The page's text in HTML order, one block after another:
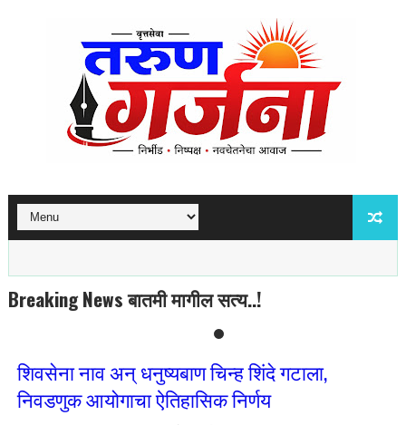
Breaking News बातमी मागील सत्य..!
शिवसेना नाव अन् धनुष्यबाण चिन्ह शिंदे गटाला,
निवडणुक आयोगाचा ऐतिहासिक निर्णय